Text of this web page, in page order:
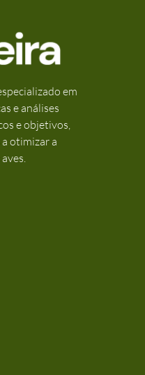
em
e análises
e objetivos,
otimizar a